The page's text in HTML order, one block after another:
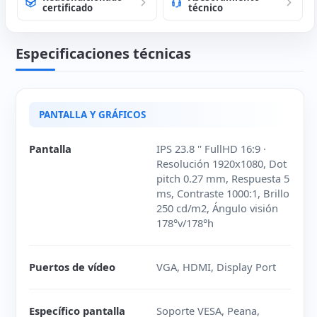
certificado
técnico
Especificaciones técnicas
PANTALLA Y GRÁFICOS
Pantalla
IPS 23.8 '' FullHD 16:9 ·
Resolución 1920x1080, Dot
pitch 0.27 mm, Respuesta 5
ms, Contraste 1000:1, Brillo
250 cd/m2, Ángulo visión
178°v/178°h
Puertos de vídeo VGA, HDMI, Display Port
Específico pantalla Soporte VESA, Peana,